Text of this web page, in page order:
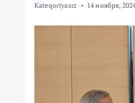
Kateqoriyasız 14 ноября,